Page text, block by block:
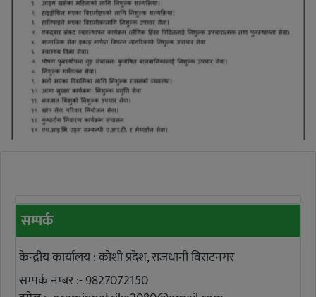
सम्पर्क
केन्द्रीय कार्यालय : कोशी प्रदेश, राजधानी विराटनगर
सम्पर्क नम्बर :- 9827072150